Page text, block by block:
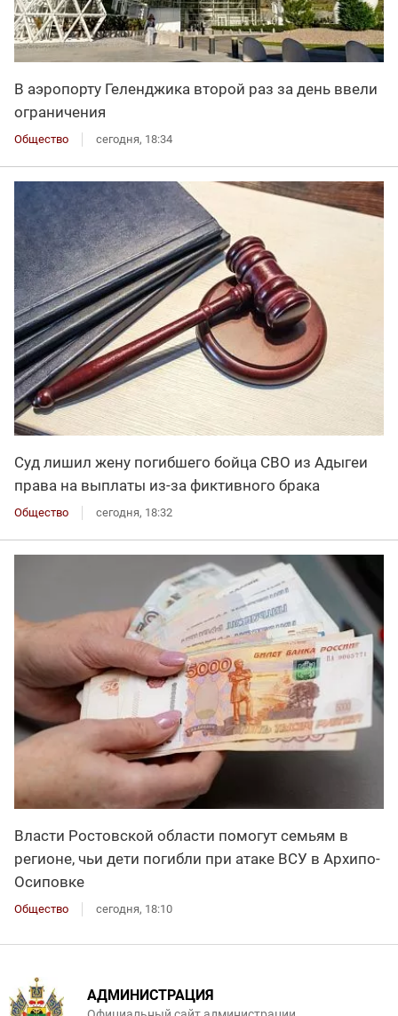
В аэропорту Геленджика второй раз за день ввели
ограничения
Общество сегодня, 18:34
Суд лишил жену погибшего бойца СВО из Адыгеи
права на выплаты из-за фиктивного брака
Общество сегодня, 18:32
Власти Ростовской области помогут семьям в
регионе, чьи дети погибли при атаке ВСУ в Архипо-
Осиповке
Общество сегодня, 18:10
АДМИНИСТРАЦИЯ